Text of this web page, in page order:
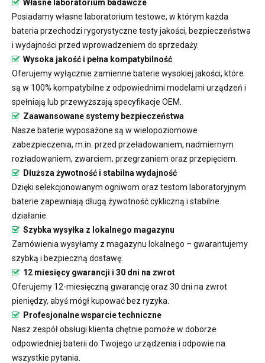
Własne laboratorium badawcze
Posiadamy własne laboratorium testowe, w którym każda
bateria przechodzi rygorystyczne testy jakości, bezpieczeństwa
i wydajności przed wprowadzeniem do sprzedaży.
Wysoka jakość i pełna kompatybilność
Oferujemy wyłącznie zamienne baterie wysokiej jakości, które
są w 100% kompatybilne z odpowiednimi modelami urządzeń i
spełniają lub przewyższają specyfikacje OEM.
Zaawansowane systemy bezpieczeństwa
Nasze baterie wyposażone są w wielopoziomowe
zabezpieczenia, m.in. przed przeładowaniem, nadmiernym
rozładowaniem, zwarciem, przegrzaniem oraz przepięciem.
Dłuższa żywotność i stabilna wydajność
Dzięki selekcjonowanym ogniwom oraz testom laboratoryjnym
baterie zapewniają długą żywotność cykliczną i stabilne
działanie.
Szybka wysyłka z lokalnego magazynu
Zamówienia wysyłamy z magazynu lokalnego – gwarantujemy
szybką i bezpieczną dostawę.
12 miesięcy gwarancji i 30 dni na zwrot
Oferujemy 12-miesięczną gwarancję oraz 30 dni na zwrot
pieniędzy, abyś mógł kupować bez ryzyka.
Profesjonalne wsparcie techniczne
Nasz zespół obsługi klienta chętnie pomoże w doborze
odpowiedniej baterii do Twojego urządzenia i odpowie na
wszystkie pytania.